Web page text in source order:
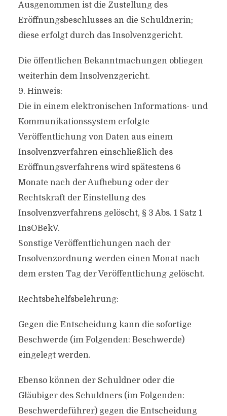
Ausgenommen ist die Zustellung des
Eröffnungsbeschlusses an die Schuldnerin;
diese erfolgt durch das Insolvenzgericht.
Die öffentlichen Bekanntmachungen obliegen
weiterhin dem Insolvenzgericht.
9. Hinweis:
Die in einem elektronischen Informations- und
Kommunikationssystem erfolgte
Veröffentlichung von Daten aus einem
Insolvenzverfahren einschließlich des
Eröffnungsverfahrens wird spätestens 6
Monate nach der Aufhebung oder der
Rechtskraft der Einstellung des
Insolvenzverfahrens gelöscht, § 3 Abs. 1 Satz 1
InsOBekV.
Sonstige Veröffentlichungen nach der
Insolvenzordnung werden einen Monat nach
dem ersten Tag der Veröffentlichung gelöscht.
Rechtsbehelfsbelehrung:
Gegen die Entscheidung kann die sofortige
Beschwerde (im Folgenden: Beschwerde)
eingelegt werden.
Ebenso können der Schuldner oder die
Gläubiger des Schuldners (im Folgenden:
Beschwerdeführer) gegen die Entscheidung